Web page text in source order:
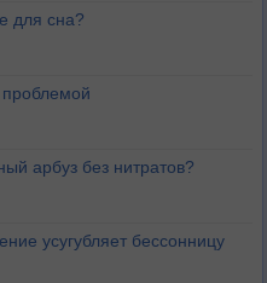
для сна?
проблемой
арбуз без нитратов?
усугубляет бессонницу